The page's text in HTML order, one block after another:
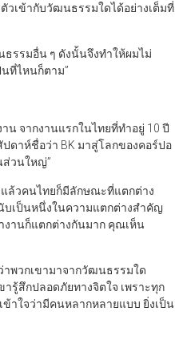
วเข้ากับวัฒนธรรมใดได้อย่างเต็มที่
รรมอื่น ๆ ดังนั้นจึงทำให้ผมไม่
ที่ไหนก็ตาม”
น จากงานแรกในไทยที่ทำอยู่ 10 ปี
ปดาห์ชื่อว่า BK มาสู่โลกของคอร์ปอ
ส่วนใหญ่”
แล้วคนไทยก็มีลักษณะที่แตกต่าง
บเป็นหนึ่งในความแตกต่างสำคัญ
งานก็แตกต่างกันมาก คุณเห็น
พวกเขามาจากวัฒนธรรมใด
รู้สึกปลอดภัยทางจิตใจ เพราะทุก
าใจว่ามีคนหลากหลายแบบ ยิ่งเป็น